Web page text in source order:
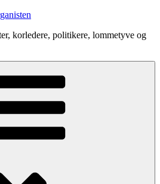
korledere, politikere, lommetyve og